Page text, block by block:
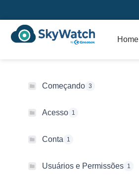
Home
Começando 3
Acesso 1
Conta 1
Usuários e Permissões 1